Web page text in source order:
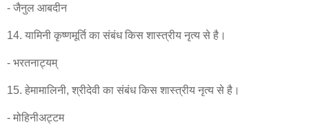
- जैनुल आबदीन
14. यामिनी कृष्णमूर्ति का संबंध किस शास्त्रीय नृत्य से है।
- भरतनाट्यम्
15. हेमामालिनी, श्रीदेवी का संबंध किस शास्त्रीय नृत्य से है।
- मोहिनीअट्टम